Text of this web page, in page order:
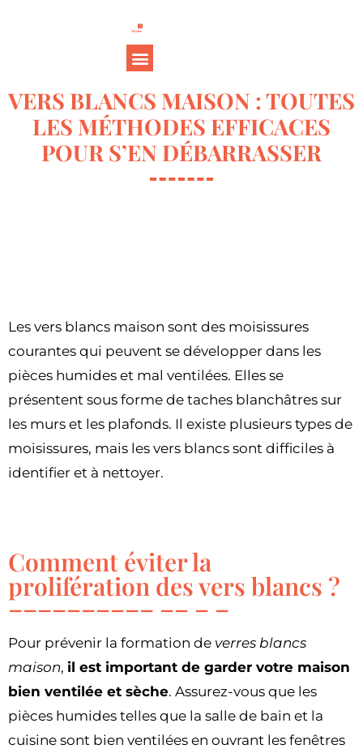
VERS BLANCS MAISON : TOUTES
LES MÉTHODES EFFICACES
POUR S’EN DÉBARRASSER
Les vers blancs maison sont des moisissures
courantes qui peuvent se développer dans les
pièces humides et mal ventilées. Elles se
présentent sous forme de taches blanchâtres sur
les murs et les plafonds. Il existe plusieurs types de
moisissures, mais les vers blancs sont difficiles à
identifier et à nettoyer.
Comment éviter la
prolifération des vers blancs ?
Pour prévenir la formation de verres blancs
maison, il est important de garder votre maison
bien ventilée et sèche. Assurez-vous que les
pièces humides telles que la salle de bain et la
cuisine sont bien ventilées en ouvrant les fenêtres